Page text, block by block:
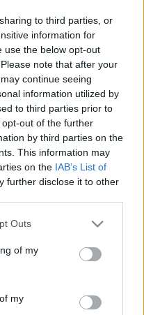
to third parties, or
information for
use the below opt-out
note that after your
continue seeing
information utilized by
to third parties prior to
out of the further
by third parties on the
This information may
on the IAB’s List of
further disclose it to other
one or more Google
You may click to
its third-party tags to
in below Google
Outs
of my
my
#stroke #rákbetegség
#herpesz